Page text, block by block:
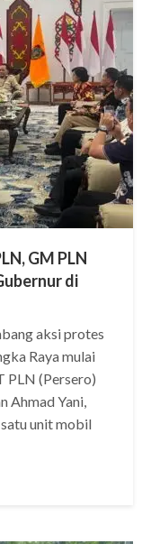
GM PLN
di
aksi protes
Raya mulai
PLN (Persero)
Ahmad Yani,
unit mobil